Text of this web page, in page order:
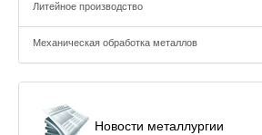
Литейное производство
Механическая обработка металлов
Новости металлургии